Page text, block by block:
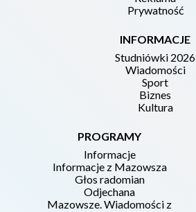
Prywatność
INFORMACJE
Studniówki 2026
Wiadomości
Sport
Biznes
Kultura
PROGRAMY
Informacje
Informacje z Mazowsza
Głos radomian
Odjechana
Mazowsze. Wiadomości z